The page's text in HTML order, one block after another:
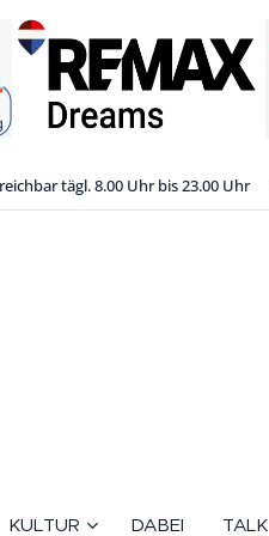
tägl. 8.00 Uhr bis 23.00 Uhr
KULTUR DABEI TALK